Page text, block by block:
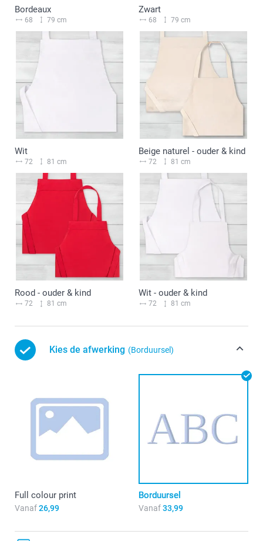
Bordeaux
68 79 cm
Zwart
68 79 cm
Wit
72 81 cm
Beige naturel - ouder & kind
72 81 cm
Rood - ouder & kind
72 81 cm
Wit - ouder & kind
72 81 cm
Kies de afwerking (Borduursel)
Full colour print
Vanaf26,99
Borduursel
Vanaf33,99